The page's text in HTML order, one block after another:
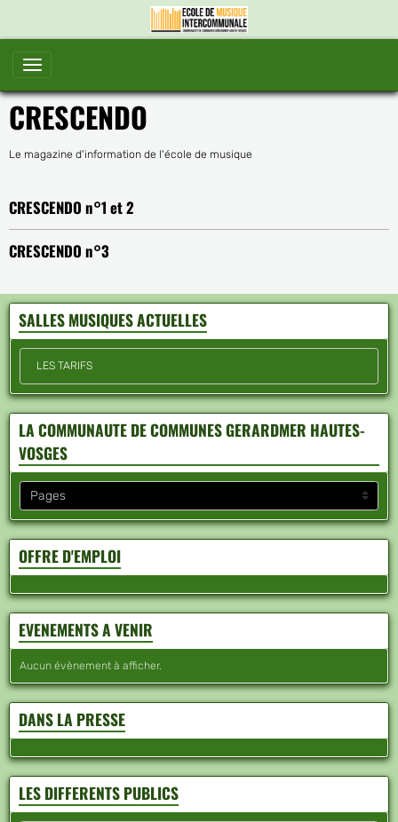
CRESCENDO
Le magazine d'information de l'école de musique
CRESCENDO n°1 et 2
CRESCENDO n°3
SALLES MUSIQUES ACTUELLES
LES TARIFS
LA COMMUNAUTE DE COMMUNES GERARDMER HAUTES-
VOSGES
OFFRE D'EMPLOI
EVENEMENTS A VENIR
Aucun évènement à afficher.
DANS LA PRESSE
LES DIFFERENTS PUBLICS